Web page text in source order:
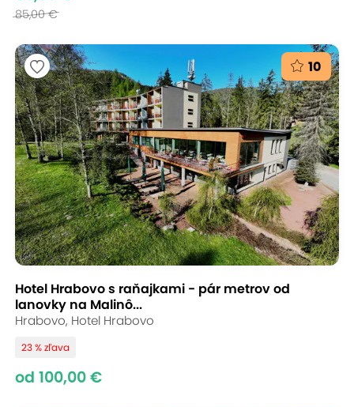
85,00 €
10
Hotel Hrabovo s raňajkami - pár metrov od
lanovky na Malinô...
Hrabovo, Hotel Hrabovo
23 % zľava
od 100,00 €